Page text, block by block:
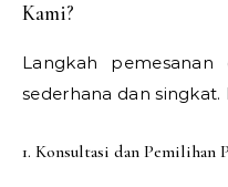
Kami?
Langkah
sederhana dan singkat.
1. Konsultasi dan Pemilihan